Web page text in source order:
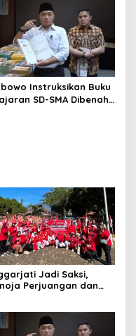
Instruksikan Buku
SD-SMA Dibenahi,
Jadi Saksi,
Perjuangan dan